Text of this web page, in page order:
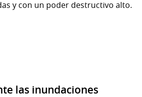
y con un poder destructivo alto.
las inundaciones